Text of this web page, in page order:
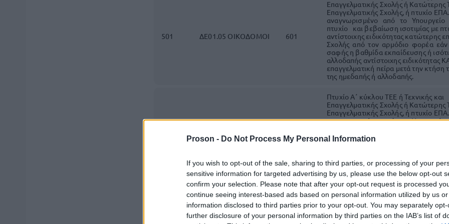
Proson - Do Not Process My Personal Information
If you wish to opt-out of the sale, sharing to third parties, or processing of your
sensitive information for targeted advertising by us, please use the below opt-out
confirm your selection. Please note that after your opt-out request is processed
continue seeing interest-based ads based on personal information utilized by us
information disclosed to third parties prior to your opt-out. You may separately
further disclosure of your personal information by third parties on the IAB’s list of
501 ΔΕ01.05 ΟΙΚΟΔΟΜΟΙ 601
Επαγγελματικής Σχολής ή Κατώτερης
Επαγγελματικής Σχολής, ή πτυχίο
αναγνωρισμένο από το Υπουργείο
πτυχίο και βεβαίωση ισοτιμίας με
αντίστοιχης ειδικότητας κατώτερης
Σχολής από τον αρμόδιο φορέα εάν
σαφής η βαθμίδα εκπαίδευσης ή
αλλοδαπής αντίστοιχης ειδικότητας
επαγγελματική πείρα μετά την κτήση
της ημεδαπής ή αλλοδαπής.
ΔΕ01.13 ΞΥΛΟΥΡΓΟΙ 602
Πτυχίο Α΄ κύκλου ΤΕΕ ή Τεχνικής και
Επαγγελματικής Σχολής ή Κατώτερης
Επαγγελματικής Σχολής, ή πτυχίο
αναγνωρισμένο από το
αντίστοιχης ειδικότητας κατώτερης
Σχολής από τον αρμόδιο φορέα εάν
αλλοδαπής αντίστοιχης ειδικότητας
επαγγελματική πείρα μετά την κτήση
της ημεδαπής ή αλλοδαπής.
Πτυχίο Α΄ κύκλου ΤΕΕ ή Τεχνικής και
Επαγγελματικής Σχολής ή Κατώτερης
Επαγγελματικής Σχολής, ή πτυχίο
αναγνωρισμένο από το Υπουργείο